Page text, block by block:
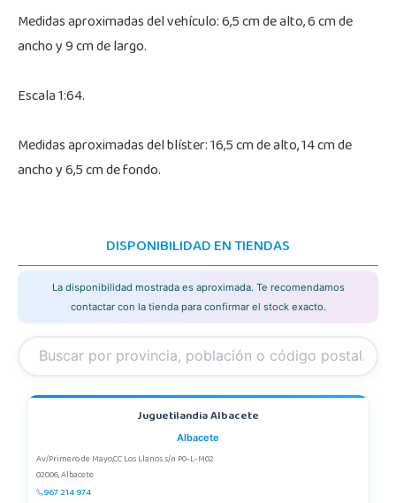
Medidas aproximadas del vehículo: 6,5 cm de alto, 6 cm de
ancho y 9 cm de largo.
Escala 1:64.
Medidas aproximadas del blíster: 16,5 cm de alto, 14 cm de
ancho y 6,5 cm de fondo.
DISPONIBILIDAD EN TIENDAS
La disponibilidad mostrada es aproximada. Te recomendamos
contactar con la tienda para confirmar el stock exacto.
Juguetilandia Albacete
Albacete
Av/Primero de Mayo,CC Los Llanos s/n P0-L-M02
02006, Albacete
967 214 974